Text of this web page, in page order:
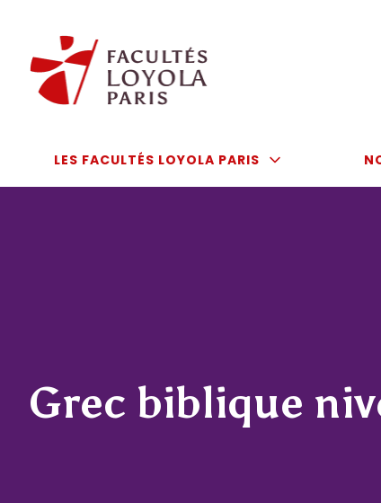
contenu
LES FACULTÉS LOYOLA PARIS
Grec biblique